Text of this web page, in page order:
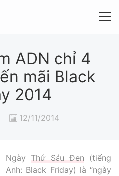
vật
ADN chỉ 4
mãi Black
2014
12/11/2014
Ngày Thứ Sáu Đen(tiếng
Anh: Black Friday) là “ngày